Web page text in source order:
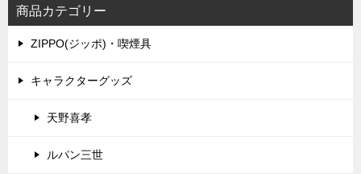
商品カテゴリー
ZIPPO(ジッポ)・喫煙具
キャラクターグッズ
天野喜孝
ルパン三世